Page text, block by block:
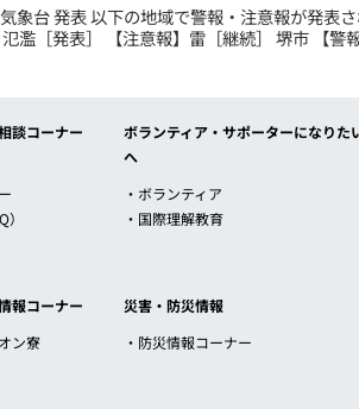
台 発表 以下の地域で警報・注意報が発表
濫［発表］ 【注意報】雷［継続］ 堺市 【警
談コーナー
報コーナー
ン寮
ボランティア・サポーターになりた
へ
・ボランティア
・国際理解教育
災害・防災情報
・防災情報コーナー